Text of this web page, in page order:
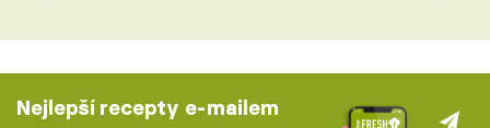
Nejlepší recepty e-mailem